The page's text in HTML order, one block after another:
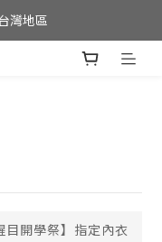
區免運費;
灣地區
目開學祭】指定內衣